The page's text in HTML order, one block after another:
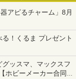
アピるチャーム」8月
る！くるま プレゼント
験とコラボの楽しさを
グッスマ、マックスフ
ホビーメーカー合同展